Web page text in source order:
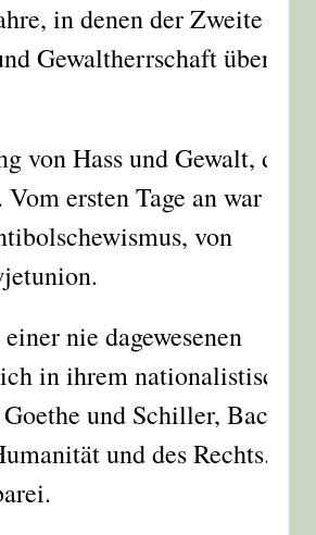
in denen der Zweite
Gewaltherrschaft überzogen
von Hass und Gewalt, die
ersten Tage an war der
von
nie dagewesenen
in ihrem nationalistischen
und Schiller, Bach und
und des Rechts. Der